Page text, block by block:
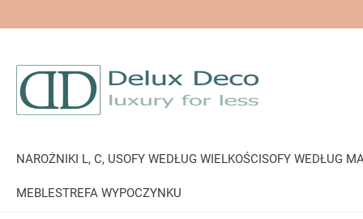
NAROŻNIKI L, C, USOFY WEDŁUG WIELKOŚCISOFY WEDŁUG
MEBLESTREFA WYPOCZYNKU